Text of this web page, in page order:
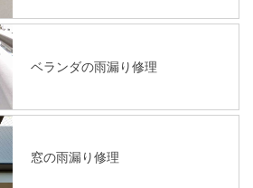
ベランダの雨漏り修理
窓の雨漏り修理